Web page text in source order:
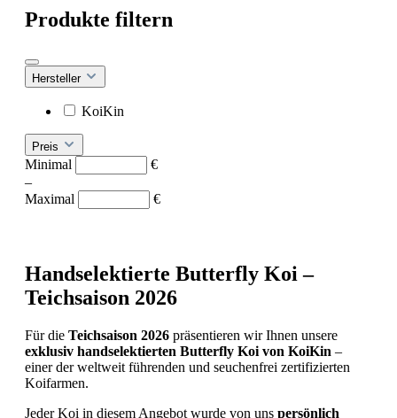
Produkte filtern
Hersteller
KoiKin
Preis
Minimal
€
–
Maximal
€
Handselektierte Butterfly Koi –
Teichsaison 2026
Fürdie Teichsaison 2026 präsentieren wirIhnen unsere
exklusiv handselektierten Butterfly Koi von KoiKin –
einerderweltweit führenden und seuchenfrei zertifizierten
Koifarmen.
JederKoi in diesem Angebot wurde von uns persönlich